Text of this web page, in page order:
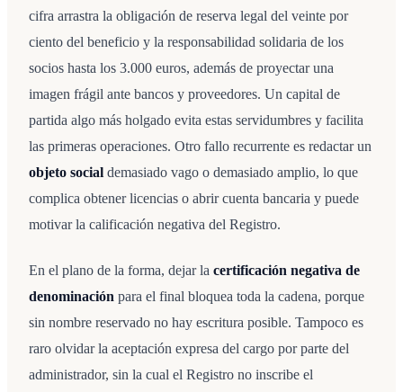
cifra arrastra la obligación de reserva legal del veinte por
ciento del beneficio y la responsabilidad solidaria de los
socios hasta los 3.000 euros, además de proyectar una
imagen frágil ante bancos y proveedores. Un capital de
partida algo más holgado evita estas servidumbres y facilita
las primeras operaciones. Otro fallo recurrente es redactar un
objeto social demasiado vago o demasiado amplio, lo que
complica obtener licencias o abrir cuenta bancaria y puede
motivar la calificación negativa del Registro.
En el plano de la forma, dejar la certificación negativa de
denominación para el final bloquea toda la cadena, porque
sin nombre reservado no hay escritura posible. Tampoco es
raro olvidar la aceptación expresa del cargo por parte del
administrador, sin la cual el Registro no inscribe el